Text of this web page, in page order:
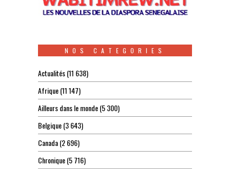
NOS CATEGORIES
Actualités(11 638)
Afrique(11 147)
Ailleurs dans le monde(5 300)
Belgique(3 643)
Canada(2 696)
Chronique(5 716)